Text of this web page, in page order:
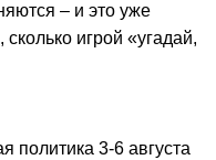
– и это уже
игрой «угадай,
политика 3-6 августа